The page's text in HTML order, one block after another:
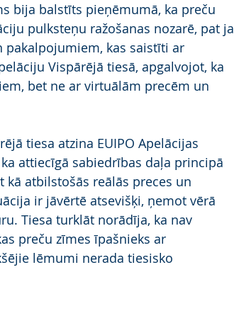
bija balstīts pieņēmumā, ka preču
pulksteņu ražošanas nozarē, pat ja
kas saistīti ar
Vispārējā tiesā, apgalvojot, ka
bet ne ar virtuālām precēm un
tiesa atzina EUIPO Apelācijas
attiecīgā sabiedrības daļa principā
atbilstošās reālās preces un
ir jāvērtē atsevišķi, ņemot vērā
Tiesa turklāt norādīja, ka nav
preču zīmes īpašnieks ar
lēmumi nerada tiesisko